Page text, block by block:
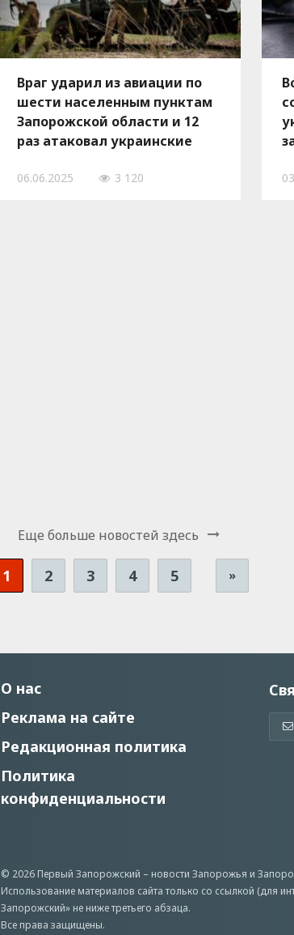
Враг ударил из авиации по
шести населенным пунктам
Запорожской области и 12
раз атаковал украинские
06.06.2025 3 120
Еще больше новостей здесь
1 2 3 4 5 »
О нас
Реклама на сайте
Редакционная политика
Политика
конфиденциальности
© 2026 Первый Запорожский – новости Запорожья и
Использование материалов сайта только со ссылкой (для
Запорожский» не ниже третьего абзаца.
Все права защищены.